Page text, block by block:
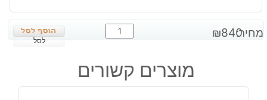
מחיר: ₪840
כמות
של
עבודת
יד
לסל
מוצרים קשורים